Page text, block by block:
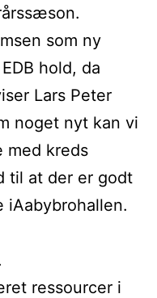
som ny
hold, da
Lars Peter
noget nyt kan vi
med kreds
til at der er godt
iAabybrohallen.
ressourcer i